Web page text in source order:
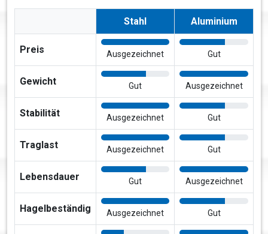
Stahl Aluminium
Preis Ausgezeichnet Gut
Gewicht Gut Ausgezeichnet
Stabilität Ausgezeichnet Gut
Traglast Ausgezeichnet Gut
Lebensdauer Gut Ausgezeichnet
Hagelbeständig Ausgezeichnet Gut